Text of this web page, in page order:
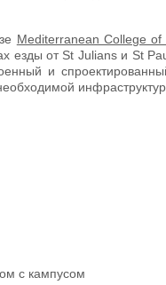
Mediterranean College of
езды от St Julians и St
и
с кампусом